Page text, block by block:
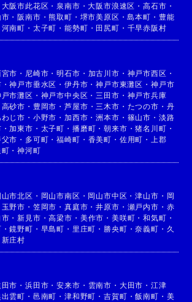
大阪市此花区 ・ 泉南市 ・大阪市浪速区 ・高石市 ・
市 ・阪南市 ・熊取町 ・ 堺市美原区 ・島本町 ・ 豊能
河南町 ・ 太子町 ・能勢町 ・ 田尻町 ・ 千早赤阪村
宮市 ・ 尼崎市 ・明石市 ・ 加古川市 ・ 神戸市西区 ・
・神戸市垂水区 ・伊丹市 ・神戸市東灘区 ・ 神戸市
戸市灘区 ・ 神戸市中央区 ・ 三田市 ・ 神戸市兵庫
高砂市 ・ 豊岡市 ・芦屋市 ・ 三木市 ・ たつの市 ・ 丹
じ市 ・ 小野市 ・加西市 ・洲本市 ・ 篠山市 ・ 淡路
・加東市 ・ 太子町 ・ 播磨町 ・朝来市 ・猪名川町 ・
父市 ・ 多可町 ・福崎町 ・ 香美町 ・ 佐用町 ・
上郡
町 ・神河町
山市北区 ・ 岡山市南区 ・ 岡山市中区 ・津山市 ・ 岡
玉野市 ・ 笠岡市 ・真庭市 ・井原市 ・ 瀬戸内市 ・ 赤
市 ・新見市 ・高梁市 ・ 美作市 ・ 美咲町 ・和気町 ・
・鏡野町 ・ 早島町 ・ 里庄町 ・ 勝央町 ・奈義町 ・ 久
新庄村
田市 ・浜田市 ・安来市 ・ 雲南市 ・ 大田市 ・ 江津
出雲町 ・ 邑南町 ・津和野町 ・吉賀町 ・飯南町 ・ 美